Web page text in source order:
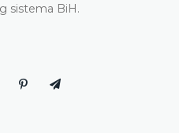
sistema BiH.